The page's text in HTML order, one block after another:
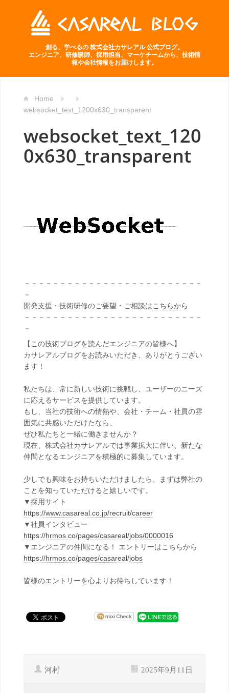
創る、学べるの 株式会社カサレアル 公式ブログ。
エンジニア、研修講師、採用担当、マーケチームから、技術情
報や会社情報をお届けします。
Home
websocket_text_1200x630_transparent
websocket_text_120
0x630_transparent
－－－－－－－－－－－－－－－－－－－－－－－－－
－
開発支援・技術研修のご要望・ご相談はこちらから
－－－－－－－－－－－－－－－－－－－－－－－－－
－
【この技術ブログを読んだエンジニアの皆様へ】
カサレアルブログをお読みいただき、ありがとうござい
ます！
私たちは、常に新しい技術に挑戦し、ユーザーのニーズ
に応えるサービスを提供しています。
もし、当社の技術への情熱や、会社・チーム・社員の雰
囲気に共感いただけたなら、
ぜひ私たちと一緒に働きませんか？
現在、株式会社カサレアルでは事業拡大に伴い、新たな
仲間となるエンジニアを積極的に募集しています。
少しでも興味をお持ちいただけましたら、まずは弊社の
ことを知っていただけると嬉しいです。
▼採用サイト
https://www.casareal.co.jp/recruit/career
▼社員インタビュー
https://hrmos.co/pages/casareal/jobs/0000016
▼エンジニアの仲間になる！ エントリーはこちらから
https://hrmos.co/pages/casareal/jobs
皆様のエントリーを心よりお待ちしています！
河村 2025年9月11日